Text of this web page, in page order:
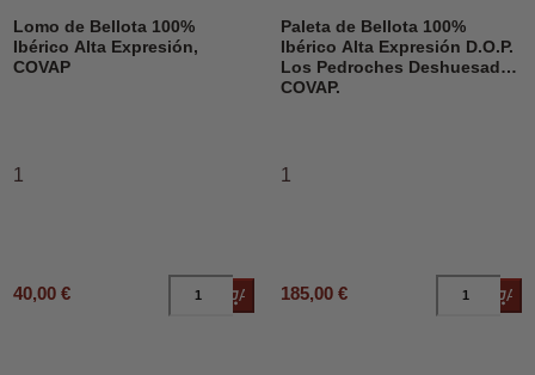
Lomo de Bellota 100%
Ibérico Alta Expresión,
COVAP
1
40,00 € Añadir al carrito
Paleta de Bellota 100%
Ibérico Alta Expresión D.O.P.
Los Pedroches Deshuesado,
COVAP.
1
185,00 €